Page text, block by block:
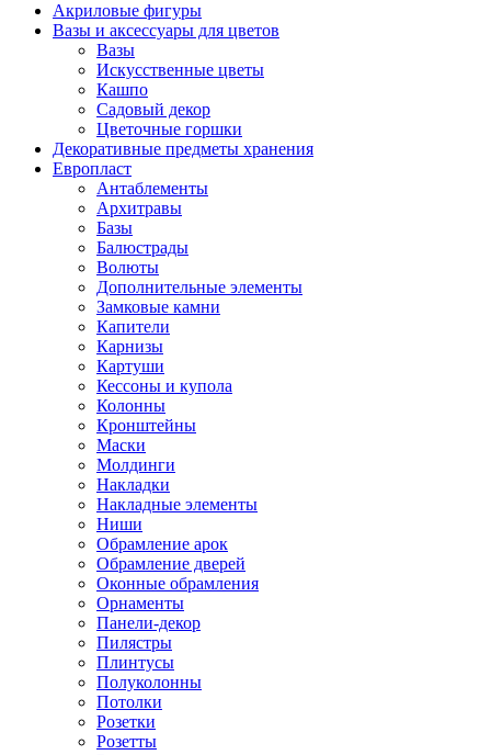
Акриловые фигуры
Вазы и аксессуары для цветов
Вазы
Искусственные цветы
Кашпо
Садовый декор
Цветочные горшки
Декоративные предметы хранения
Европласт
Антаблементы
Архитравы
Базы
Балюстрады
Волюты
Дополнительные элементы
Замковые камни
Капители
Карнизы
Картуши
Кессоны и купола
Колонны
Кронштейны
Маски
Молдинги
Накладки
Накладные элементы
Ниши
Обрамление арок
Обрамление дверей
Оконные обрамления
Орнаменты
Панели-декор
Пилястры
Плинтусы
Полуколонны
Потолки
Розетки
Розетты